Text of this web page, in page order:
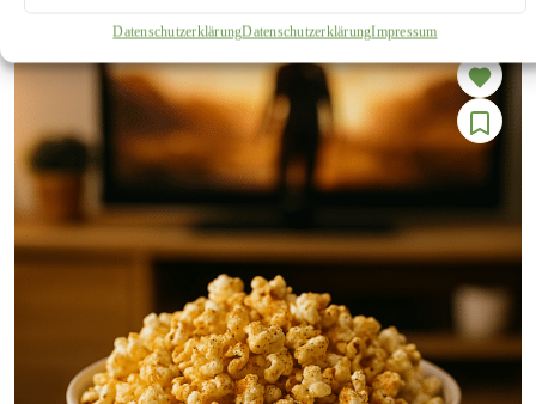
DatenschutzerklärungDatenschutzerklärungImpressum